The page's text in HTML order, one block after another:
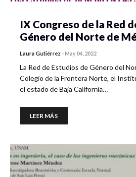
IX Congreso de la Red
Género del Norte de
Laura Gutiérrez -May 04, 2022
La Red de Estudios de Género del
Colegio de la Frontera Norte, el
el estado de Baja California…
LEER MÁS